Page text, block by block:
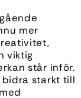
mer
viktig
står inför.
bidra starkt till